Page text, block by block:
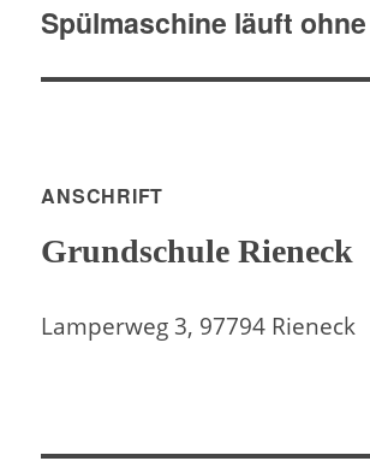
Spülmaschine läuft
ANSCHRIFT
Grundschule Rieneck
Lamperweg 3, 97794 Rieneck